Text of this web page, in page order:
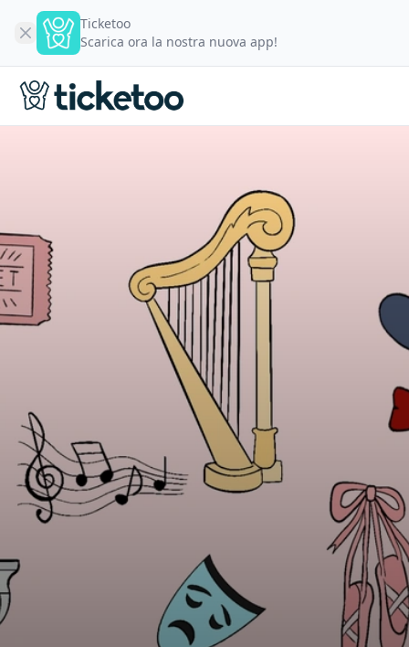
Ticketoo
Scarica ora la nostra nuova app!